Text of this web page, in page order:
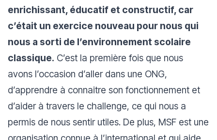
enrichissant, éducatif et constructif, car
c’était un exercice nouveau pour nous qui
nous a sorti de l’environnement scolaire
classique. C’est la première fois que nous
avons l’occasion d’aller dans une ONG,
d’apprendre à connaitre son fonctionnement et
d’aider à travers le challenge, ce qui nous a
permis de nous sentir utiles. De plus, MSF est une